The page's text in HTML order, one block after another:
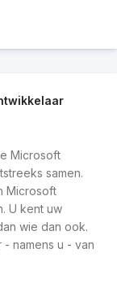
Microsoft
samen.
Microsoft
U kent uw
wie dan ook.
namens u - van